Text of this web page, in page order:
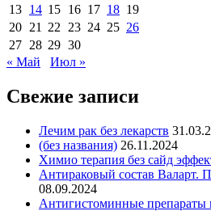
13 14 15 16 17 18 19
20 21 22 23 24 25 26
27 28 29 30
« Май
Июл »
Свежие записи
Лечим рак без лекарств
(без названия) 26.11.2024
Химио терапия без сайд
Антираковый состав Валарт.
08.09.2024
Антигистоминные препараты